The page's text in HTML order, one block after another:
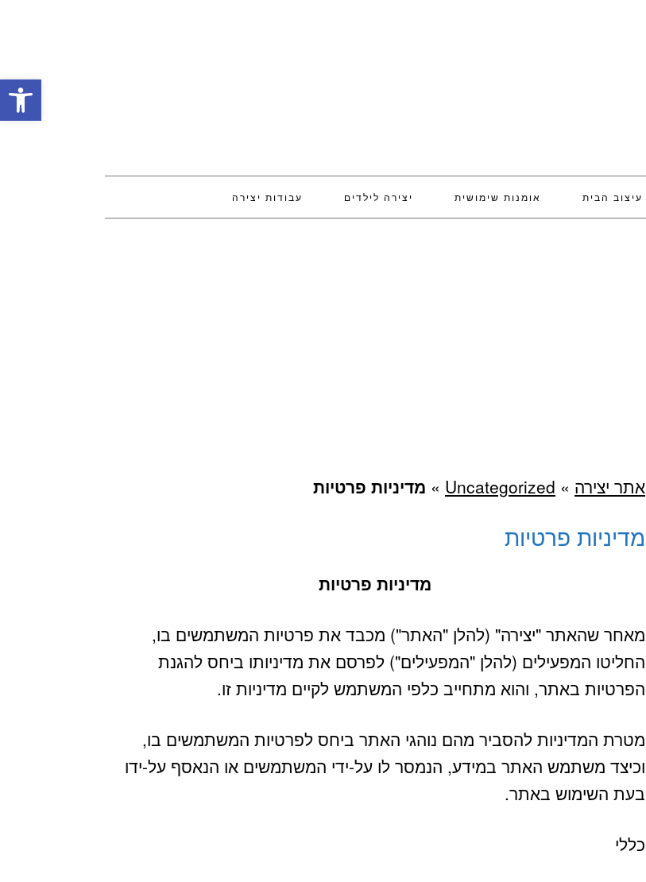
פתח
עיצוב הבית אומנות שימושית יצירה לילדים עבודות יצירה
אתר יצירה »
Uncategorized
» מדיניות פרטיות
מדיניות פרטיות
מדיניות פרטיות
מאחר שהאתר "יצירה" (להלן "האתר") מכבד את פרטיות המשתמשים בו,
החליטו המפעילים (להלן "המפעילים") לפרסם את מדיניותו ביחס להגנת
הפרטיות באתר, והוא מתחייב כלפי המשתמש לקיים מדיניות זו.
מטרת המדיניות להסביר מהם נוהגי האתר ביחס לפרטיות המשתמשים בו,
וכיצד משתמש האתר במידע, הנמסר לו על-ידי המשתמשים או הנאסף על-ידו
בעת השימוש באתר.
כללי